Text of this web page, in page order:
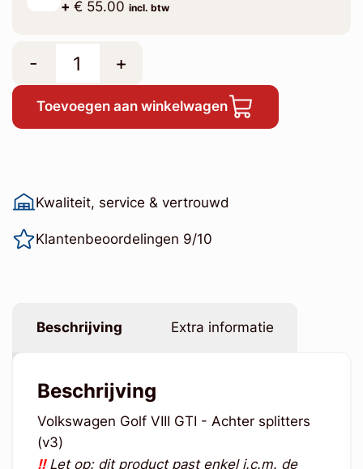
+ € 55.00 incl. btw
- +
Toevoegen aan winkelwagen
Kwaliteit, service & vertrouwd
Klantenbeoordelingen 9/10
Beschrijving Extra informatie
Beschrijving
Volkswagen Golf VIII GTI - Achter splitters
(v3)
!!Let op: dit product past enkel i.c.m. de